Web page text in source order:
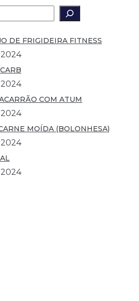
DE FRIGIDEIRA FITNESS
COM ATUM
MOÍDA (BOLONHESA)